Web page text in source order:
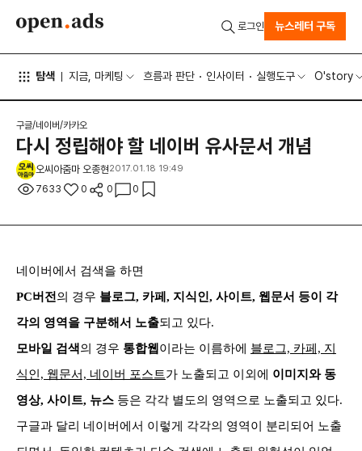
탐색 지금, 마케팅 흐름과 판단 인사이터 실행도구 O'story
로그인 뉴스레터 구독
구글/네이버/카카오
다시 정립해야 할 네이버 유사문서 개념
오씨아줌마 오종현2017.01.18 19:49
7633 0 0 0
네이버에서 검색을 하면
PC버전의 경우 블로그, 카페, 지식인, 사이트, 웹문서 등이 각
각의 영역을 구분해서 노출되고 있다.
모바일 검색의 경우 통합웹이라는 이름하에 블로그, 카페, 지
식인, 웹문서, 네이버 포스트가 노출되고 이외에 이미지와 동
영상, 사이트, 뉴스 등은 각각 별도의 영역으로 노출되고 있다.
구글과 달리 네이버에서 이렇게 각각의 영역이 분리되어 노출